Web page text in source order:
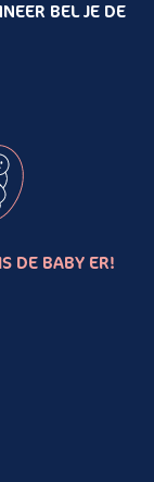
BEL JE DE
DE BABY ER!